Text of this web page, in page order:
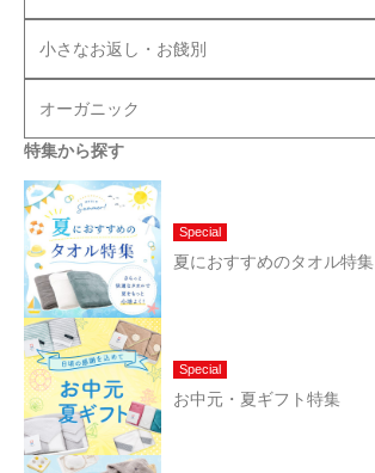
小さなお返し・お餞別
オーガニック
特集から探す
Special
夏におすすめのタオル特集
Special
お中元・夏ギフト特集